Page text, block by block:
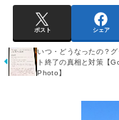
ポスト シェア
いつ・どうなったの？
ト終了の真相と対策【
Photo】